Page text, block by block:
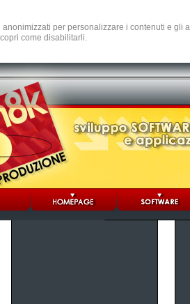
per personalizzare i contenuti e
come disabilitarli.